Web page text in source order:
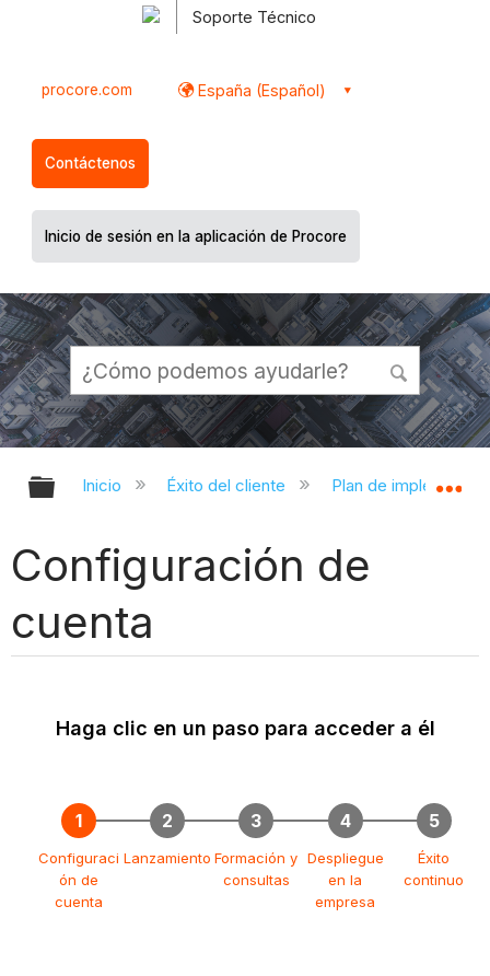
Soporte Técnico
procore.com España (Español)
Contáctenos
Inicio de sesión en la aplicación de Procore
Expandir/contraer jerarquía global
Inicio Éxito del cliente Plan de
Configuración de
cuenta
Haga clic en un paso para acceder a él
Configuraci
ón de
cuenta
Lanzamiento Formación y
consultas
Despliegue
en la
empresa
Éxito
continuo